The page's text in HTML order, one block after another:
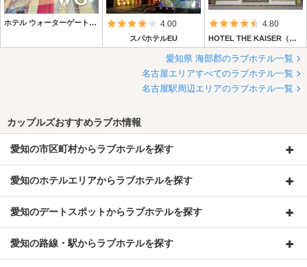
ホテル ウォーターゲート蟹江 5つ星のうち4
4.00
スパホテルEU
5つ星のうち
4.80
HOTEL THE KAISER（ホテル ザ カイザー）（旧：ビーナス蟹江）
愛知県 海部郡のラブホテル一覧
名古屋エリアすべてのラブホテル一覧
名古屋駅周辺エリアのラブホテル一覧
カップルズおすすめラブホ情報
愛知の市区町村からラブホテルを探す
愛知のホテルエリアからラブホテルを探す
愛知のデートスポットからラブホテルを探す
愛知の路線・駅からラブホテルを探す